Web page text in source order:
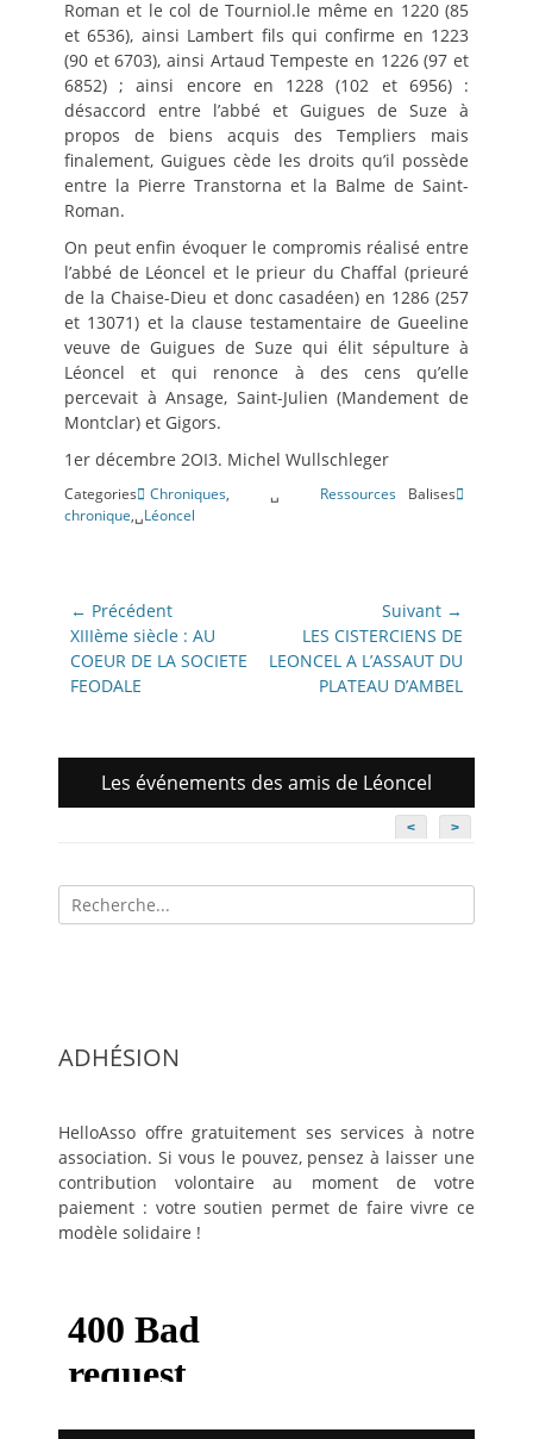
Roman et le col de Tourniol.le même en 1220 (85
et 6536), ainsi Lambert fils qui confirme en 1223
(90 et 6703), ainsi Artaud Tempeste en 1226 (97 et
6852) ; ainsi encore en 1228 (102 et 6956) :
désaccord entre l’abbé et Guigues de Suze à
propos de biens acquis des Templiers mais
finalement, Guigues cède les droits qu’il possède
entre la Pierre Transtorna et la Balme de Saint-
Roman.
On peut enfin évoquer le compromis réalisé entre
l’abbé de Léoncel et le prieur du Chaffal (prieuré
de la Chaise-Dieu et donc casadéen) en 1286 (257
et 13071) et la clause testamentaire de Gueeline
veuve de Guigues de Suze qui élit sépulture à
Léoncel et qui renonce à des cens qu’elle
percevait à Ansage, Saint-Julien (Mandement de
Montclar) et Gigors.
1er décembre 2OI3. Michel Wullschleger
Categories Chroniques,␣ Ressources
Balises
chronique,␣Léoncel
Navigation
de
l’article
← Précédent
Article
précédent:
XIIIème siècle : AU
COEUR DE LA SOCIETE
FEODALE
Suivant →
Article
suivant:
LES CISTERCIENS DE
LEONCEL A L’ASSAUT DU
PLATEAU D’AMBEL
Les événements des amis de Léoncel
< >
Recherche
pour:
ADHÉSION
HelloAsso offre gratuitement ses services à notre
association. Si vous le pouvez, pensez à laisser une
contribution volontaire au moment de votre
paiement : votre soutien permet de faire vivre ce
modèle solidaire !